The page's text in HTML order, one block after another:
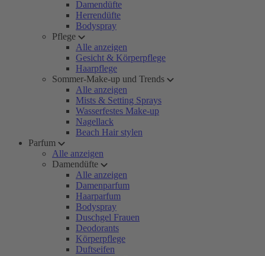
Damendüfte
Herrendüfte
Bodyspray
Pflege
Alle anzeigen
Gesicht & Körperpflege
Haarpflege
Sommer-Make-up und Trends
Alle anzeigen
Mists & Setting Sprays
Wasserfestes Make-up
Nagellack
Beach Hair stylen
Parfum
Alle anzeigen
Damendüfte
Alle anzeigen
Damenparfum
Haarparfum
Bodyspray
Duschgel Frauen
Deodorants
Körperpflege
Duftseifen